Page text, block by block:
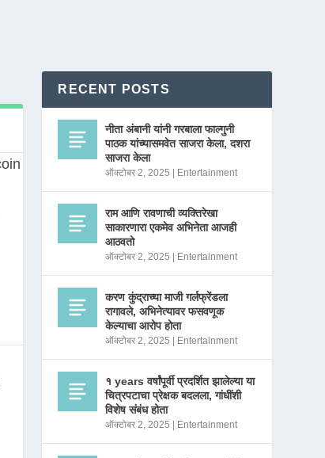
RECENT POSTS
नीता अंबानी यांनी गरबाला फाल्गुनी
पाठक यांच्यासमवेत साजरा केला, दशरा
साजरा केला
ऑक्टोबर 2, 2025 Entertainment
राम आणि रावणाची व्यक्तिरेखा
साकारणारा एकमेव अभिनेता आजही
आठवतो
ऑक्टोबर 2, 2025 Entertainment
करण कुंद्राच्या माजी गर्लफ्रेंडला
रागावले, अभिनेत्यावर फसवणूक
केल्याचा आरोप होता
ऑक्टोबर 2, 2025 Entertainment
१ years वर्षांपूर्वी प्रदर्शित झालेल्या या
चित्रपटाचा प्रेक्षक बदलला, गांधींशी
विशेष संबंध होता
ऑक्टोबर 2, 2025 Entertainment